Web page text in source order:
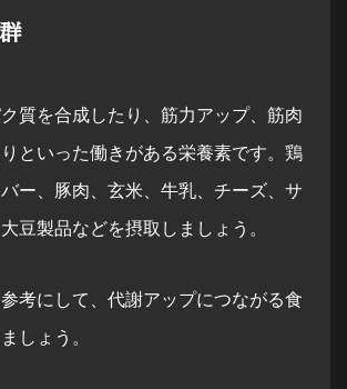
質を合成したり、筋力アップ、筋肉
といった働きがある栄養素です。鶏
ー、豚肉、玄米、牛乳、チーズ、サ
豆製品などを摂取しましょう。
参考にして、代謝アップにつながる食
しょう。